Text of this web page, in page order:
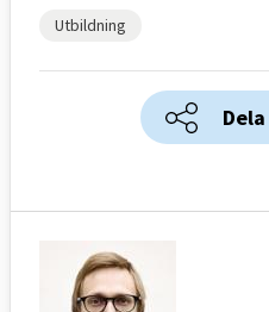
Utbildning
Dela